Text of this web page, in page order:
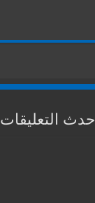
احدث التعليقات